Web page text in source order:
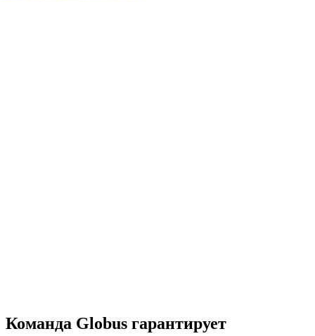
Команда Globus гарантирует